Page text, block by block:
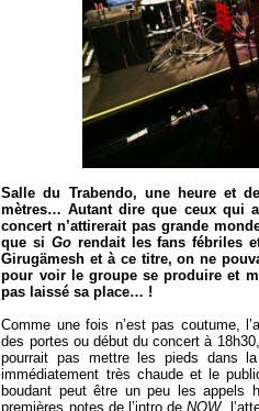
Salle du Trabendo, une heure et
mètres… Autant dire que ceux qui
concert n’attirerait pas grande
que si Go rendait les fans fébriles
Girugämesh et à ce titre, on ne
pour voir le groupe se produire et
pas laissé sa place… !
Comme une fois n’est pas coutume,
des portes ou début du concert à
pourrait pas mettre les pieds dans
immédiatement très chaude et le
boudant peut être un peu les appels
premières notes de l’intro deNOW,